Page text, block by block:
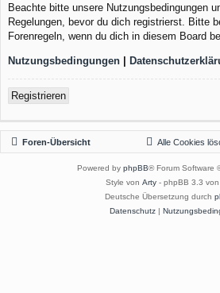
Beachte bitte unsere Nutzungsbedingungen
Regelungen, bevor du dich registrierst. Bitte
Forenregeln, wenn du dich in diesem Board
Nutzungsbedingungen |
Registrieren
Foren-Übersicht Alle Cookies
Powered by phpBB® Forum Software
Style von Arty - phpBB 3.3
Deutsche Übersetzung durch
Datenschutz|